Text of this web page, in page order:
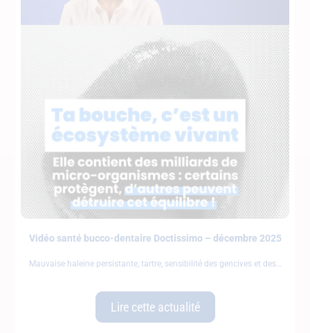
Vidéo santé bucco-dentaire Doctissimo – décembre 2025
Mauvaise haleine persistante, tartre, sensibilité des gencives et des
Lire cette actualité